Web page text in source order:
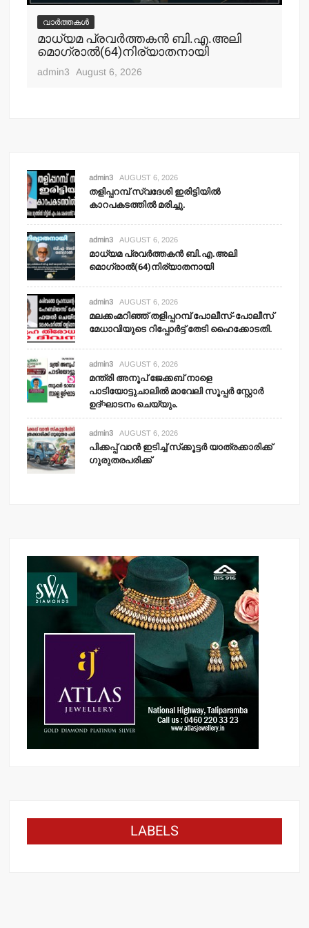
വാർത്തകൾ
മാധ്യമ പ്രവര്‍ത്തകന്‍ ബി.എ.അലി
മൊഗ്രാല്‍(64)നിര്യാതനായി
admin3 August 6, 2026
admin3 AUGUST 6, 2026
തളിപ്പറമ്പ് സ്വദേശി ഇരിട്ടിയില്‍
കാറപകടത്തില്‍ മരിച്ചു.
admin3 AUGUST 6, 2026
മാധ്യമ പ്രവര്‍ത്തകന്‍ ബി.എ.അലി
മൊഗ്രാല്‍(64)നിര്യാതനായി
admin3 AUGUST 6, 2026
മലക്കംമറിഞ്ഞ് തളിപ്പറമ്പ് പോലീസ്-പോലീസ്
മേധാവിയുടെ റിപ്പോര്‍ട്ട് തേടി ഹൈക്കോടതി.
admin3 AUGUST 6, 2026
മന്ത്രി അനൂപ് ജേക്കബ് നാളെ
പാടിയോട്ടുചാലില്‍ മാവേലി സൂപ്പര്‍ സ്റ്റോര്‍
ഉദ്ഘാടനം ചെയ്യും.
admin3 AUGUST 6, 2026
പിക്കപ്പ് വാന്‍ ഇടിച്ച് സ്‌ക്കൂട്ടര്‍ യാത്രക്കാരിക്ക്
ഗുരുതരപരിക്ക്
LABELS